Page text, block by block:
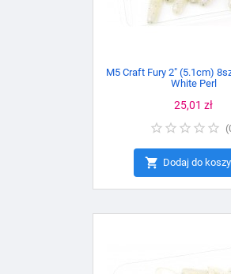
M5 Craft Fury 2" (5.1cm)
White Perl
Cena
25,01 zł
(
 Dodaj do